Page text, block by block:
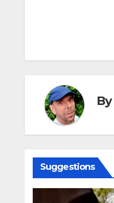
By
Suggestions